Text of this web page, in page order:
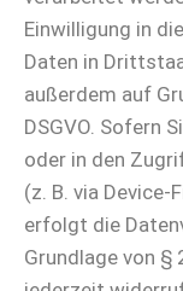
Einwilligung in
Daten in
außerdem auf
DSGVO. Sofern
oder in den
(z. B. via
erfolgt die
Grundlage von §